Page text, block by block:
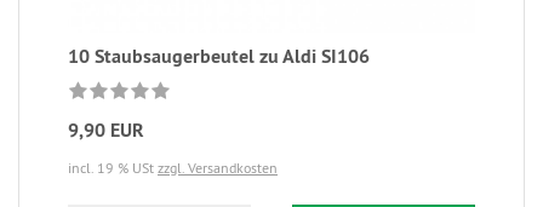
10 Staubsaugerbeutel zu Aldi SI106
9,90 EUR
incl. 19 % USt zzgl. Versandkosten